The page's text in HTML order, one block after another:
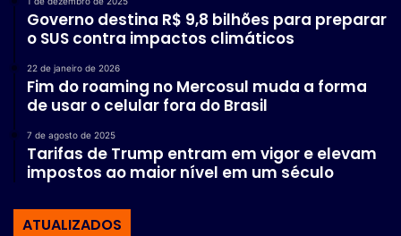
Governo destina R$ 9,8 bilhões para preparar
o SUS contra impactos climáticos
22 de janeiro de 2026
Fim do roaming no Mercosul muda a forma
de usar o celular fora do Brasil
7 de agosto de 2025
Tarifas de Trump entram em vigor e elevam
impostos ao maior nível em um século
ATUALIZADOS